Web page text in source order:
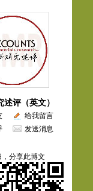
述评（英文）
给我留言
发送消息
分享此博文